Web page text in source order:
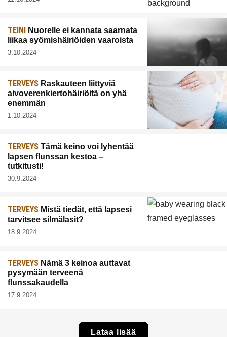
TEINI Nuorelle ei kannata saarnata
liikaa syömishäiriöiden vaaroista
3.10.2024
TERVEYS Raskauteen liittyviä
aivoverenkiertohäiriöitä on yhä
enemmän
1.10.2024
TERVEYS Tämä keino voi lyhentää
lapsen flunssan kestoa –
tutkitusti!
30.9.2024
TERVEYS Mistä tiedät, että lapsesi
tarvitsee silmälasit?
18.9.2024
TERVEYS Nämä 3 keinoa auttavat
pysymään terveenä
flunssakaudella
17.9.2024
Lataa lisää